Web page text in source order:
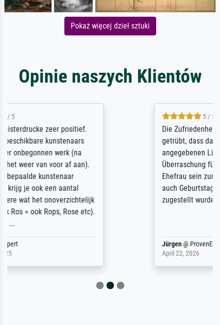
Pokaż więcej dzieł sztuki
Opinie naszych Klientów
Die Zufriedenheit ist auch nicht dadurch
getrübt, dass das Bild entgegen einer
angegebenen Lieferanschrift (sollte eine
Überraschung für die normannische
Ehefrau sein zum Hochzeits- gleichzeitig
auch Geburtstag sein) doch nach zu Hause
zugestellt wurde.